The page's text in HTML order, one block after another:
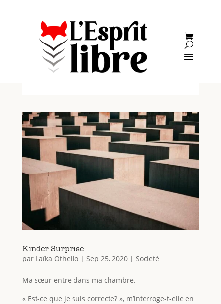
Kinder Surprise
par Laïka Othello| Sep 25, 2020| Societé
Ma sœur entre dans ma chambre.
« Est-ce que je suis correcte? », m’interroge-t-elle en